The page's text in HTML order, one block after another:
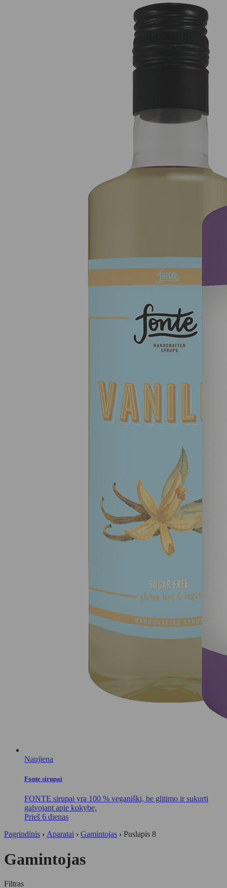
Naujiena
Fonte sirupai
FONTE sirupai yra 100 % veganiški, be glitimo ir sukurti
galvojant apie kokybę.
Prieš 6 dienas
Pagrindinis › Aparatai › Gamintojas › Puslapis 8
Gamintojas
Filtras